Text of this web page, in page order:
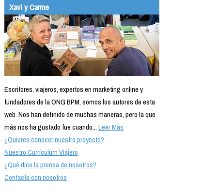
Xavi y Carme
Escritores, viajeros, expertos en marketing online y
fundadores de la ONG BPM, somos los autores de esta
web. Nos han definido de muchas maneras, pero la que
más nos ha gustado fue cuando...Leer Más
¿Quieres conocer nuestro proyecto?
Nuestro Currículum Viajero
¿Qué dice la prensa de nosotros?
Contacta con nosotros